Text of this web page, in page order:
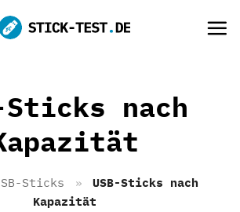
Sticks nach
Sticks »
USB-Sticks nach
Kapazität